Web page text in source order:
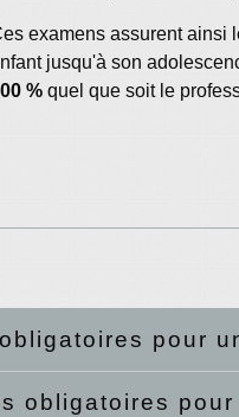
examens assurent ainsi
jusqu'à son
%quel que soit le
pour
obligatoires